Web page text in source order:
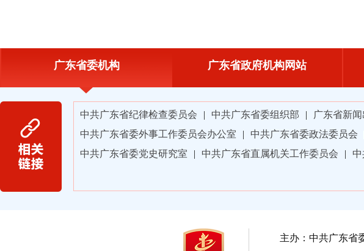
广东省委机构 广东省政府机构网站
中共广东省纪律检查委员会 | 中共广东省委组织部 | 广东省新
中共广东省委外事工作委员会办公室
| 中共广东省委政法委员会
中共广东省委党史研究室
| 中共广东省直属机关工作委员会 |
主办：中共广东省